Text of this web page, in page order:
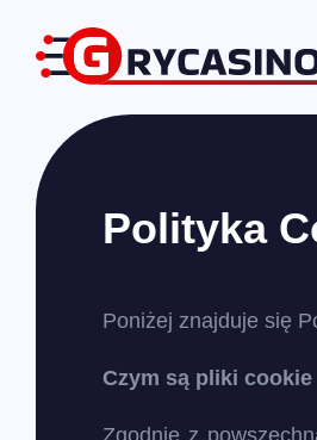
Polityka
Poniżej znajduje się
Czym są pliki cookie
Zgodnie z